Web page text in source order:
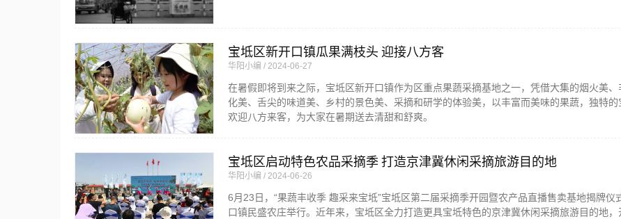
宝坻区新开口镇瓜果满枝头 迎接八方客
华阳小编 2024-06-27
在暑假即将到来之际，宝坻区新开口镇作为区重点果蔬采摘基地之一，凭借大集的烟火美、
化美、舌尖的味道美、乡村的景色美、采摘和研学的体验美，以丰富而美味的果蔬，独特的
欢迎八方来客，为大家在暑期送去清甜和舒爽。
宝坻区启动特色农品采摘季 打造京津冀休闲采摘旅游目的地
华阳小编 2024-06-26
6月23日，“果蔬丰收季 趣采来宝坻”宝坻区第二届采摘季开园暨农产品直播售卖基地揭牌仪
口镇民盛农庄举行。近年来，宝坻区全力打造更具宝坻特色的京津冀休闲采摘旅游目的地，